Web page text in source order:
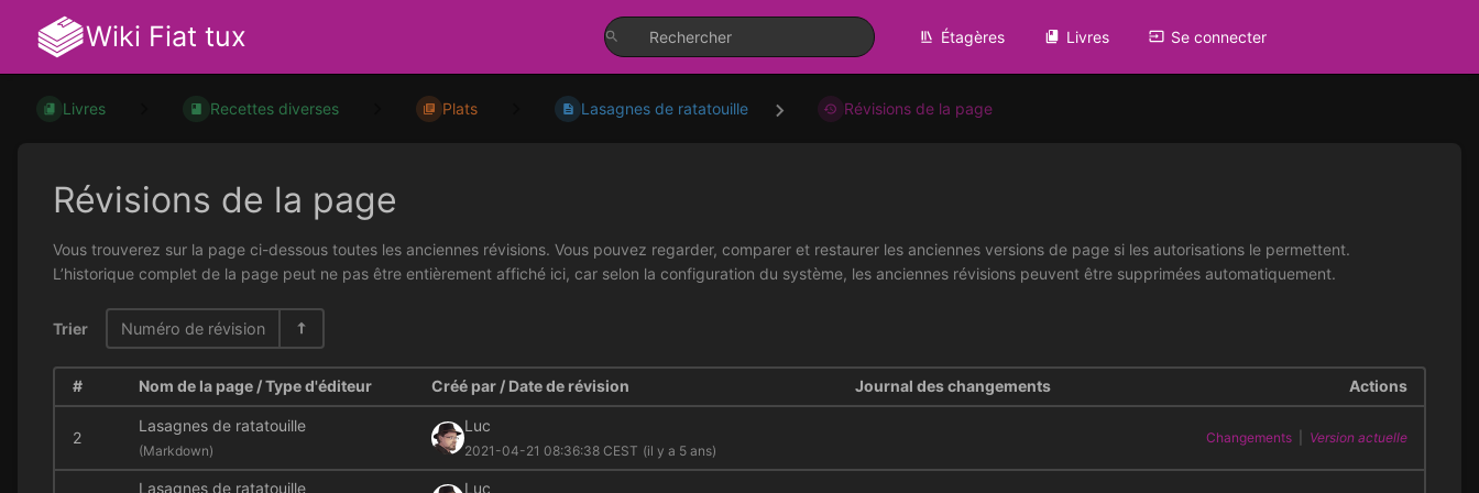
Wiki Fiat tux Étagères Livres Se connecter
Livres Recettes diverses Plats Lasagnes de ratatouille Révisions de la page
Révisions de la page
Vous trouverez sur la page ci-dessous toutes les anciennes révisions. Vous pouvez regarder, comparer et restaurer les anciennes versions de page si les autorisations le permettent.
L’historique complet de la page peut ne pas être entièrement affiché ici, car selon la configuration du système, les anciennes révisions peuvent être supprimées automatiquement.
Trier Numéro de révision
# Nom de la page / Type d'éditeur Créé par / Date de révision Journal des changements Actions
2
Lasagnes de ratatouille
(Markdown)
Luc
2021-04-21 08:36:38 CEST (il y a 5 ans)
Changements Version actuelle
Lasagnes de ratatouille Luc